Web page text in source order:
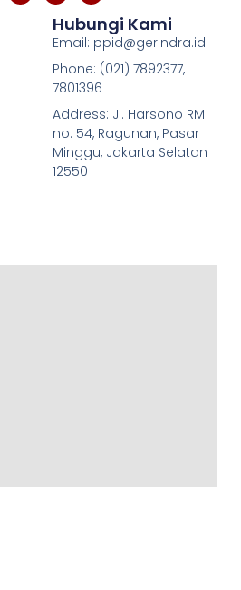
Hubungi Kami
Email: ppid@gerindra.id
Phone: (021) 7892377,
7801396
Address: Jl. Harsono RM
no. 54, Ragunan, Pasar
Minggu, Jakarta Selatan
12550